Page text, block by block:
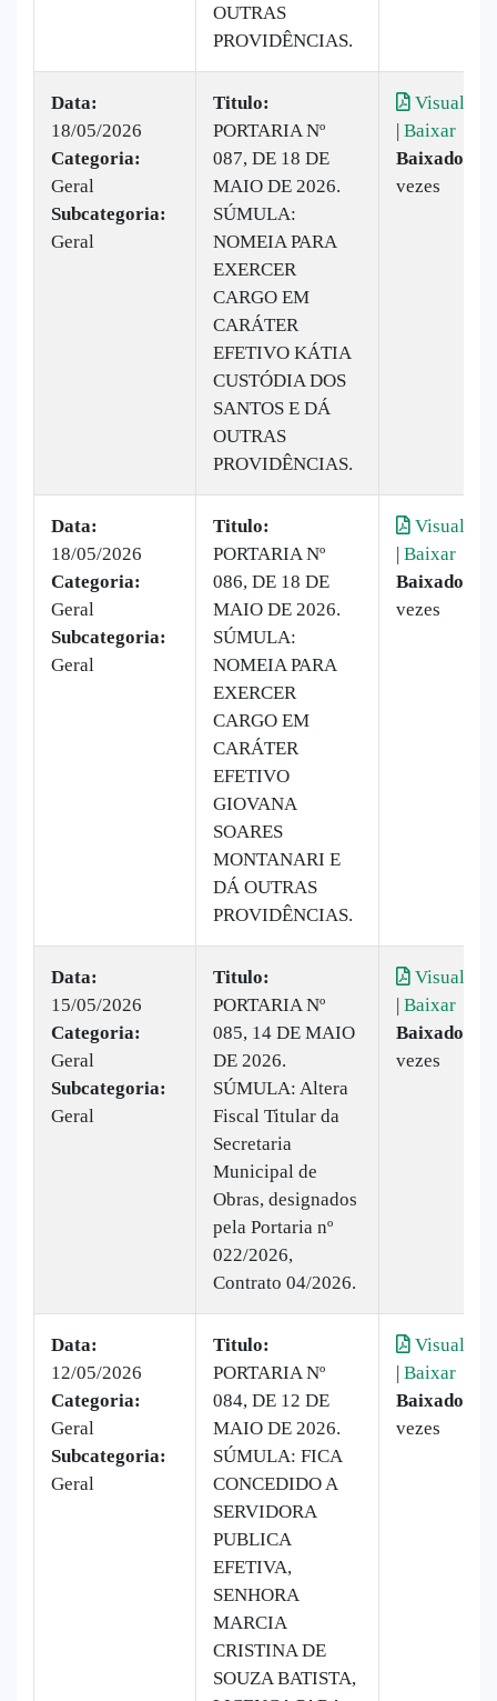
OUTRAS
PROVIDÊNCIAS.
Data:
18/05/2026
Categoria:
Geral
Subcategoria:
Geral
Titulo:
PORTARIA Nº
087, DE 18 DE
MAIO DE 2026.
SÚMULA:
NOMEIA PARA
EXERCER
CARGO EM
CARÁTER
EFETIVO KÁTIA
CUSTÓDIA DOS
SANTOS E DÁ
OUTRAS
PROVIDÊNCIAS.
Visualizar
| Baixar
Baixado:
vezes
Data:
18/05/2026
Categoria:
Geral
Subcategoria:
Geral
Titulo:
PORTARIA Nº
086, DE 18 DE
MAIO DE 2026.
SÚMULA:
NOMEIA PARA
EXERCER
CARGO EM
CARÁTER
EFETIVO
GIOVANA
SOARES
MONTANARI E
DÁ OUTRAS
PROVIDÊNCIAS.
Visualizar
| Baixar
Baixado:
vezes
Data:
15/05/2026
Categoria:
Geral
Subcategoria:
Geral
Titulo:
PORTARIA Nº
085, 14 DE MAIO
DE 2026.
SÚMULA: Altera
Fiscal Titular da
Secretaria
Municipal de
Obras, designados
pela Portaria nº
022/2026,
Contrato 04/2026.
Visualizar
| Baixar
Baixado:
vezes
Data:
12/05/2026
Categoria:
Geral
Subcategoria:
Geral
Titulo:
PORTARIA Nº
084, DE 12 DE
MAIO DE 2026.
SÚMULA: FICA
CONCEDIDO A
SERVIDORA
PUBLICA
EFETIVA,
SENHORA
MARCIA
CRISTINA DE
SOUZA BATISTA,
Visualizar
| Baixar
Baixado:
vezes